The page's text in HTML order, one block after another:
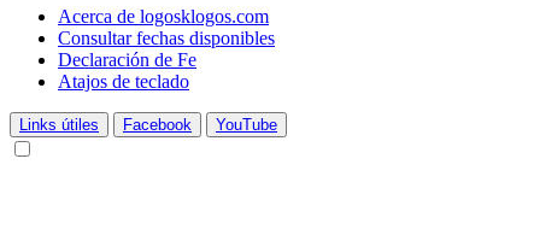
Acerca de logosklogos.com
Consultar fechas disponibles
Declaración de Fe
Atajos de teclado
Links útiles Facebook YouTube